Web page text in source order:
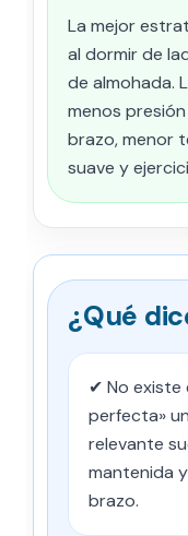
La mejor
al dormir de
de almohada.
menos
brazo, menor
suave y
¿Qué
✔ No existe
perfecta»
relevante
mantenida
brazo.